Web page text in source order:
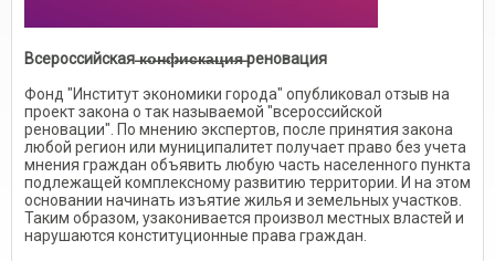
Всероссийская ̶к̶о̶н̶ф̶и̶с̶к̶а̶ц̶и̶я̶ реновация
Фонд "Институт экономики города" опубликовал отзыв на
проект закона о так называемой "всероссийской
реновации". По мнению экспертов, после принятия закона
любой регион или муниципалитет получает право без учета
мнения граждан объявить любую часть населенного пункта
подлежащей комплексному развитию территории. И на этом
основании начинать изъятие жилья и земельных участков.
Таким образом, узаконивается произвол местных властей и
нарушаются конституционные права граждан.